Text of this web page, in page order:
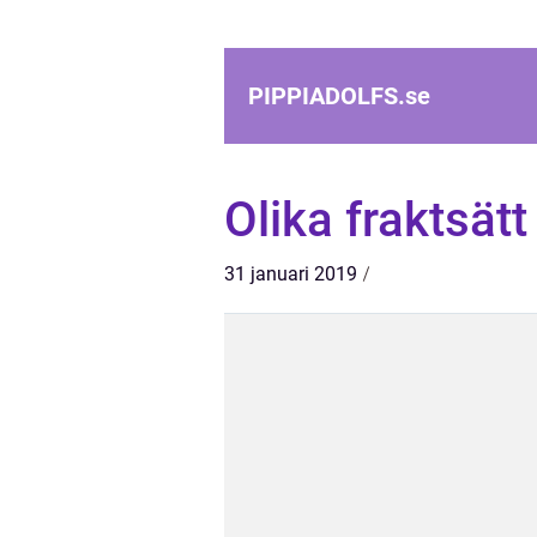
PIPPIADOLFS.se
Olika
31 januari 2019